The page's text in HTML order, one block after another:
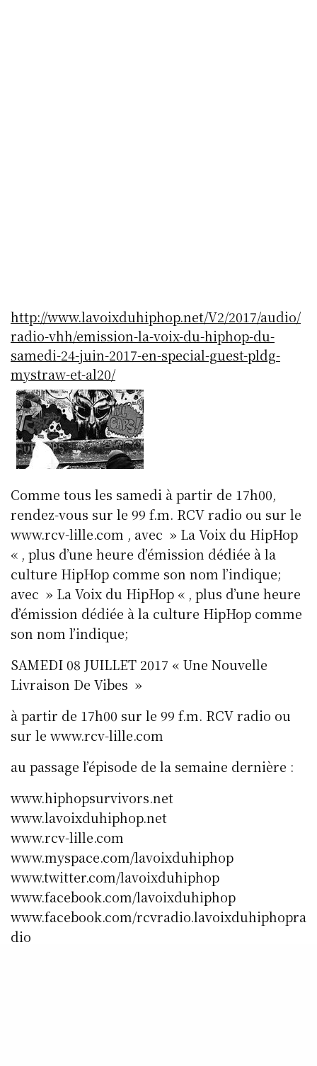
http://www.lavoixduhiphop.net/V2/2017/audio/
radio-vhh/emission-la-voix-du-hiphop-du-
samedi-24-juin-2017-en-special-guest-pldg-
mystraw-et-al20/
Comme tous les samedi à partir de 17h00,
rendez-vous sur le 99 f.m. RCV radio ou sur le
www.rcv-lille.com , avec » La Voix du HipHop
« , plus d’une heure d’émission dédiée à la
culture HipHop comme son nom l’indique;
avec » La Voix du HipHop « , plus d’une heure
d’émission dédiée à la culture HipHop comme
son nom l’indique;
SAMEDI 08 JUILLET 2017 « Une Nouvelle
Livraison De Vibes »
à partir de 17h00 sur le 99 f.m. RCV radio ou
sur le www.rcv-lille.com
au passage l’épisode de la semaine dernière :
www.hiphopsurvivors.net
www.lavoixduhiphop.net
www.rcv-lille.com
www.myspace.com/lavoixduhiphop
www.twitter.com/lavoixduhiphop
www.facebook.com/lavoixduhiphop
www.facebook.com/rcvradio.lavoixduhiphopra
dio